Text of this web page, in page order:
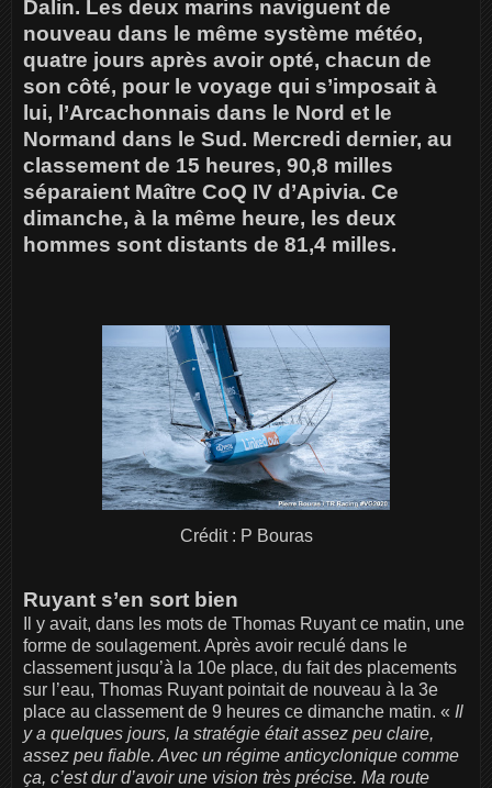
Dalin. Les deux marins naviguent de
nouveau dans le même système météo,
quatre jours après avoir opté, chacun de
son côté, pour le voyage qui s’imposait à
lui, l’Arcachonnais dans le Nord et le
Normand dans le Sud. Mercredi dernier, au
classement de 15 heures, 90,8 milles
séparaient Maître CoQ IV d’Apivia. Ce
dimanche, à la même heure, les deux
hommes sont distants de 81,4 milles.
Crédit : P Bouras
Ruyant s’en sort bien
Il y avait, dans les mots de Thomas Ruyant ce matin, une
forme de soulagement. Après avoir reculé dans le
classement jusqu’à la 10e place, du fait des placements
sur l’eau, Thomas Ruyant pointait de nouveau à la 3e
place au classement de 9 heures ce dimanche matin. « Il
y a quelques jours, la stratégie était assez peu claire,
assez peu fiable. Avec un régime anticyclonique comme
ça, c’est dur d’avoir une vision très précise. Ma route